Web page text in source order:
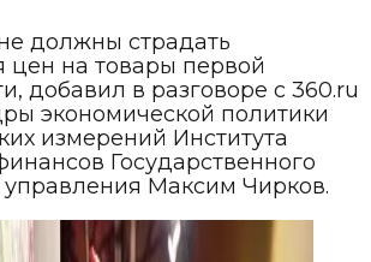
должны страдать
на товары первой
добавил в разговоре с 360.ru
экономической политики
измерений Института
Государственного
управления Максим Чирков.